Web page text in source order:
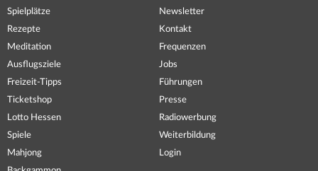
Spielplätze
Rezepte
Meditation
Ausflugsziele
Freizeit-Tipps
Ticketshop
Lotto Hessen
Spiele
Mahjong
Newsletter
Kontakt
Frequenzen
Jobs
Führungen
Presse
Radiowerbung
Weiterbildung
Login